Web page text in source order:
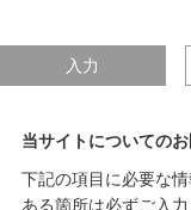
入力
当サイトについての
下記の項目に必要な
ある箇所は必ずご入力